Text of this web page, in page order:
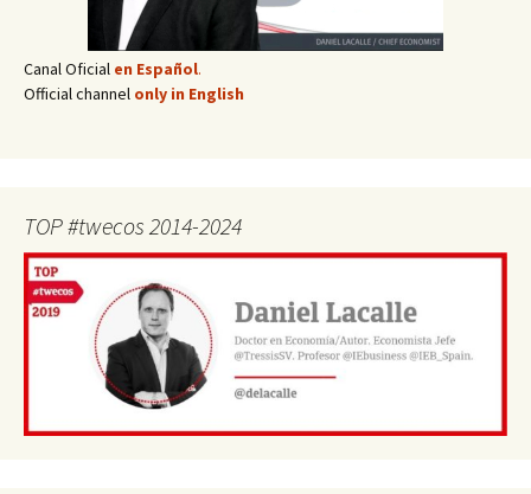
Canal Oficial en Español.
Official channel only in English
TOP #twecos 2014-2024